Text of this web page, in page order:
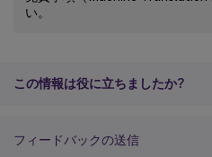
い。
この情報は役に立ちましたか?
フィードバックの送信